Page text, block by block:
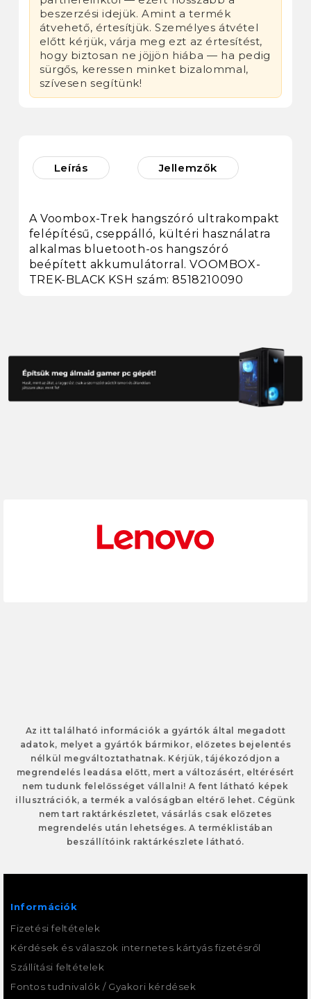
beszerzési idejük. Amint a termék
átvehető, értesítjük. Személyes átvétel
előtt kérjük, várja meg ezt az értesítést,
hogy biztosan ne jöjjön hiába — ha pedig
sürgős, keressen minket bizalommal,
szívesen segítünk!
Leírás Jellemzők
A Voombox-Trek hangszóró ultrakompakt
felépítésű, cseppálló, kültéri használatra
alkalmas bluetooth-os hangszóró
beépített akkumulátorral. VOOMBOX-
TREK-BLACK KSH szám: 8518210090
Az itt található információk a gyártók által megadott
adatok, melyet a gyártók bármikor, előzetes bejelentés
nélkül megváltoztathatnak. Kérjük, tájékozódjon a
megrendelés leadása előtt, mert a változásért, eltérésért
nem tudunk felelősséget vállalni! A fent látható képek
illusztrációk, a termék a valóságban eltérő lehet. Cégünk
nem tart raktárkészletet, vásárlás csak előzetes
megrendelés után lehetséges. A terméklistában
beszállítóink raktárkészlete látható.
Információk
Fizetési feltételek
Kérdések és válaszok internetes kártyás fizetésről
Szállítási feltételek
Fontos tudnivalók / Gyakori kérdések